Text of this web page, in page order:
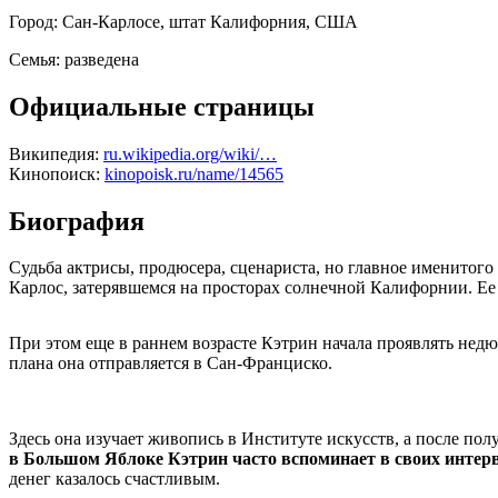
Город: Сан-Карлосе, штат Калифорния, США
Семья: разведена
Официальные страницы
Википедия: ru.wikipedia.org/wiki/…
Кинопоиск: kinopoisk.ru/name/14565
Биография
Судьба актрисы, продюсера, сценариста, но главное
Карлос, затерявшемся на просторах солнечной Калифорнии.
При этом еще в раннем возрасте Кэтрин начала проявлять
плана она отправляется в Сан-Франциско.
Здесь она изучает живопись в Институте искусств, а после
в Большом Яблоке Кэтрин часто вспоминает в своих
денег казалось счастливым.